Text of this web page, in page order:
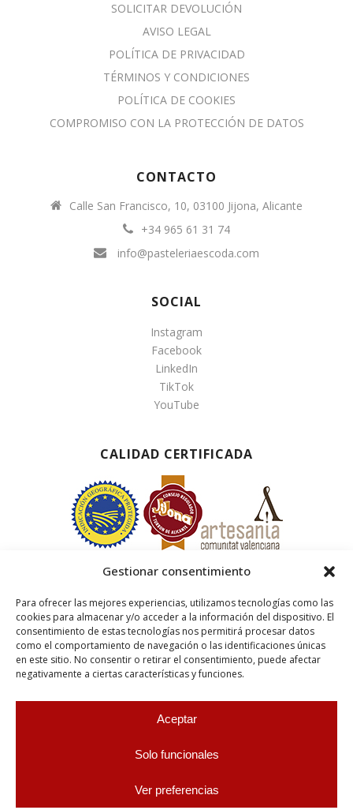
Gestionar consentimiento
Para ofrecer las mejores experiencias, utilizamos tecnologías como las
cookies para almacenar y/o acceder a la información del dispositivo. El
consentimiento de estas tecnologías nos permitirá procesar datos
como el comportamiento de navegación o las identificaciones únicas
en este sitio. No consentir o retirar el consentimiento, puede afectar
negativamente a ciertas características y funciones.
Aceptar
Solo funcionales
Ver preferencias
SOLICITAR DEVOLUCIÓN
AVISO LEGAL
POLÍTICA DE PRIVACIDAD
TÉRMINOS Y CONDICIONES
POLÍTICA DE COOKIES
COMPROMISO CON LA PROTECCIÓN DE DATOS
CONTACTO
Calle San Francisco, 10, 03100 Jijona, Alicante
+34 965 61 31 74
info@pasteleriaescoda.com
SOCIAL
Instagram
Facebook
LinkedIn
TikTok
YouTube
CALIDAD CERTIFICADA